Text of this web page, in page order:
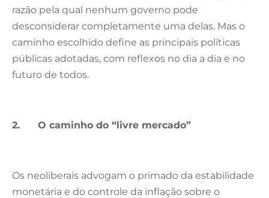
razão pela qual nenhum governo pode
desconsiderar completamente uma delas. Mas o
caminho escolhido define as principais políticas
públicas adotadas, com reflexos no dia a dia e no
futuro de todos.
2. O caminho do “livre mercado”
Os neoliberais advogam o primado da estabilidade
monetária e do controle da inflação sobre o